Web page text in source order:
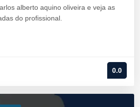
alberto aquino oliveira e veja as
do profissional.
0.0